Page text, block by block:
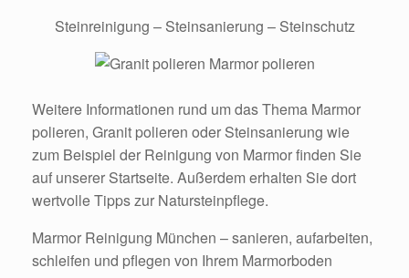
Steinreinigung – Steinsanierung – Steinschutz
Weitere Informationen rund um das Thema Marmor
polieren, Granit polieren oder Steinsanierung wie
zum Beispiel der Reinigung von Marmor finden Sie
auf unserer Startseite. Außerdem erhalten Sie dort
wertvolle Tipps zur Natursteinpflege.
Marmor Reinigung München – sanieren, aufarbeiten,
schleifen und pflegen von Ihrem Marmorboden